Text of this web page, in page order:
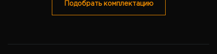
Подобрать комплектацию